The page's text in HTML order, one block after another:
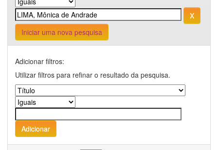
Iniciar uma nova pesquisa
Adicionar filtros:
Utilizar filtros para refinar o resultado da pesquisa.